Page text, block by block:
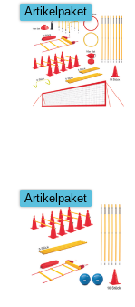
Artikelpaket
Artikelpaket